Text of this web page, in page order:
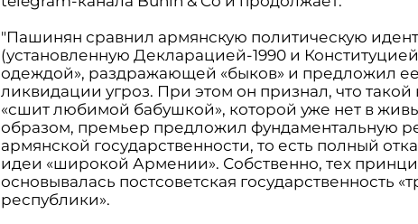
"Пашинян сравнил армянскую политическую
(установленную Декларацией-1990 и
одеждой», раздражающей «быков» и предложил ее
ликвидации угроз. При этом он признал, что такой
«сшит любимой бабушкой», которой уже нет в
образом, премьер предложил фундаментальную
армянской государственности, то есть полный
идеи «широкой Армении». Собственно, тех
основывалась постсоветская государственность
республики».